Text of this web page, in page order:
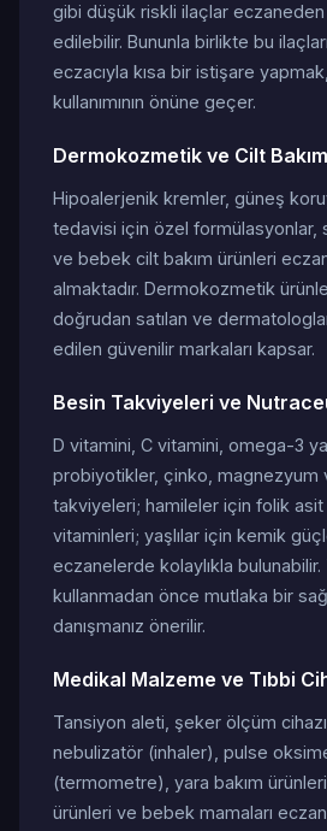
gibi düşük riskli ilaçlar
edilebilir. Bununla birlikte bu
eczacıyla kısa bir istişare
kullanımının önüne geçer.
Dermokozmetik ve Cilt
Hipoalerjenik kremler, güneş
tedavisi için özel formülasyonlar,
ve bebek cilt bakım ürünleri
almaktadır. Dermokozmetik
doğrudan satılan ve
edilen güvenilir markaları kapsar.
Besin Takviyeleri ve
D vitamini, C vitamini, omega-3
probiyotikler, çinko, magnezyum
takviyeleri; hamileler için folik
vitaminleri; yaşlılar için kemik
eczanelerde kolaylıkla bulunabilir.
kullanmadan önce mutlaka bir
danışmanız önerilir.
Medikal Malzeme ve Tıbbi
Tansiyon aleti, şeker ölçüm
nebulizatör (inhaler), pulse
(termometre), yara bakım
ürünleri ve bebek mamaları